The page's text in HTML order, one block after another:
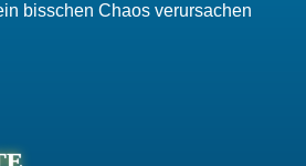
bisschen Chaos verursachen